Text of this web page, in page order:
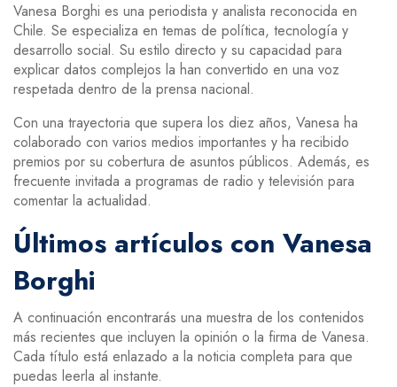
Vanesa Borghi es una periodista y analista reconocida en
Chile. Se especializa en temas de política, tecnología y
desarrollo social. Su estilo directo y su capacidad para
explicar datos complejos la han convertido en una voz
respetada dentro de la prensa nacional.
Con una trayectoria que supera los diez años, Vanesa ha
colaborado con varios medios importantes y ha recibido
premios por su cobertura de asuntos públicos. Además, es
frecuente invitada a programas de radio y televisión para
comentar la actualidad.
Últimos artículos con Vanesa
Borghi
A continuación encontrarás una muestra de los contenidos
más recientes que incluyen la opinión o la firma de Vanesa.
Cada título está enlazado a la noticia completa para que
puedas leerla al instante.